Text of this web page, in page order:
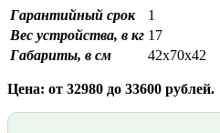
Гарантийный срок
1
Вес устройства, в кг 17
Габариты, в см
42х70х42
Цена: от 32980 до 33600 рублей.